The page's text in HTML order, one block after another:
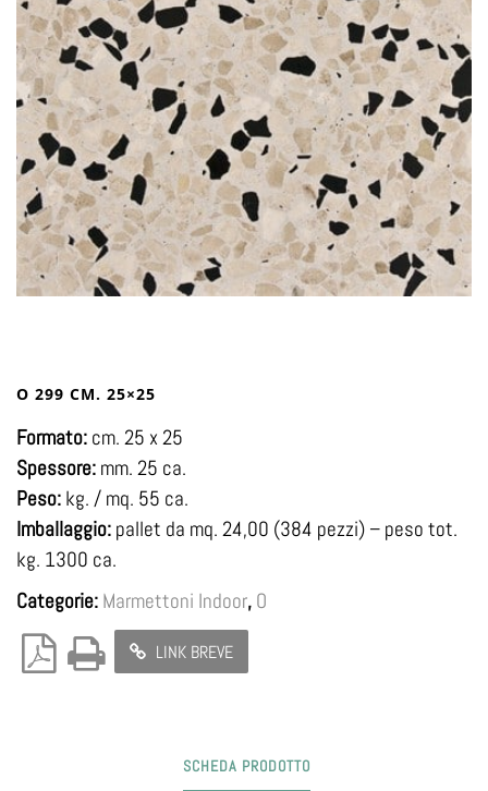
O 299 CM. 25×25
Formato: cm. 25 x 25
Spessore: mm. 25 ca.
Peso: kg. / mq. 55 ca.
Imballaggio: pallet da mq. 24,00 (384 pezzi) – peso tot.
kg. 1300 ca.
Categorie: Marmettoni Indoor, O
LINK BREVE
SCHEDA PRODOTTO